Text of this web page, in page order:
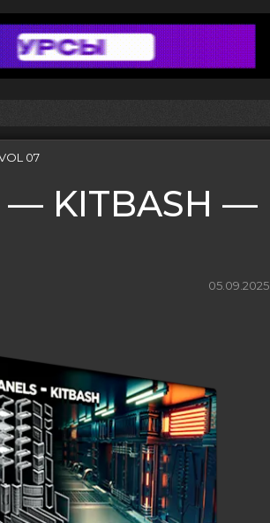
07
— KITBASH —
05.09.2025